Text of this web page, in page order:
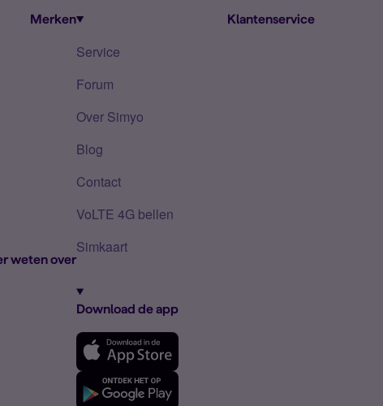
Merken
weten over
Klantenservice
Service
Forum
Over Simyo
Blog
Contact
VoLTE 4G bellen
Simkaart
Download de app